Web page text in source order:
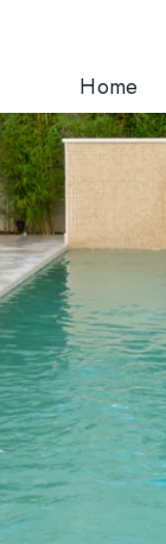
Home